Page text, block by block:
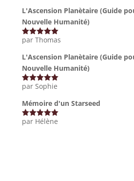
L'Ascension Planètaire (Guide
Nouvelle Humanité)
Note 5sur
par Thomas
L'Ascension Planètaire (Guide
Nouvelle Humanité)
Note5sur
par Sophie
Mémoire d'un Starseed
Note5sur
par Hélène